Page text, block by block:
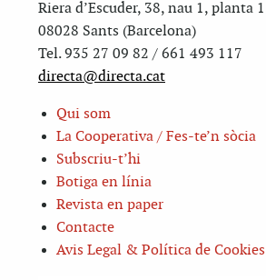
Riera d’Escuder, 38, nau 1, planta 1
08028 Sants (Barcelona)
Tel. 935 27 09 82 / 661 493 117
directa@directa.cat
Qui som
La Cooperativa / Fes-te’n sòcia
Subscriu-t’hi
Botiga en línia
Revista en paper
Contacte
Avis Legal & Política de Cookies